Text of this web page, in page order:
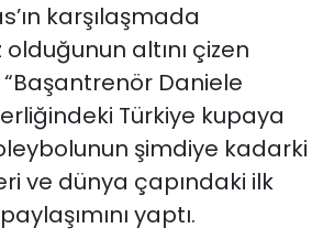
karşılaşmada
altını çizen
Daniele
Türkiye kupaya
şimdiye kadarki
ve dünya çapındaki ilk
yaptı.